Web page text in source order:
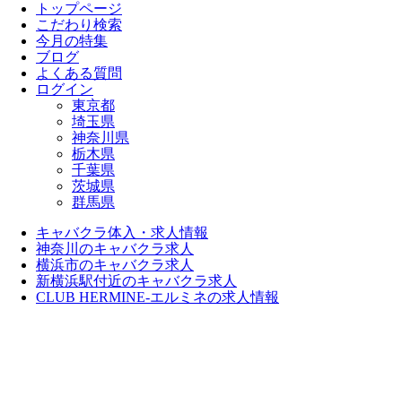
トップページ
こだわり検索
今月の特集
ブログ
よくある質問
ログイン
東京都
埼玉県
神奈川県
栃木県
千葉県
茨城県
群馬県
キャバクラ体入・求人情報
神奈川のキャバクラ求人
横浜市のキャバクラ求人
新横浜駅付近のキャバクラ求人
CLUB HERMINE-エルミネの求人情報